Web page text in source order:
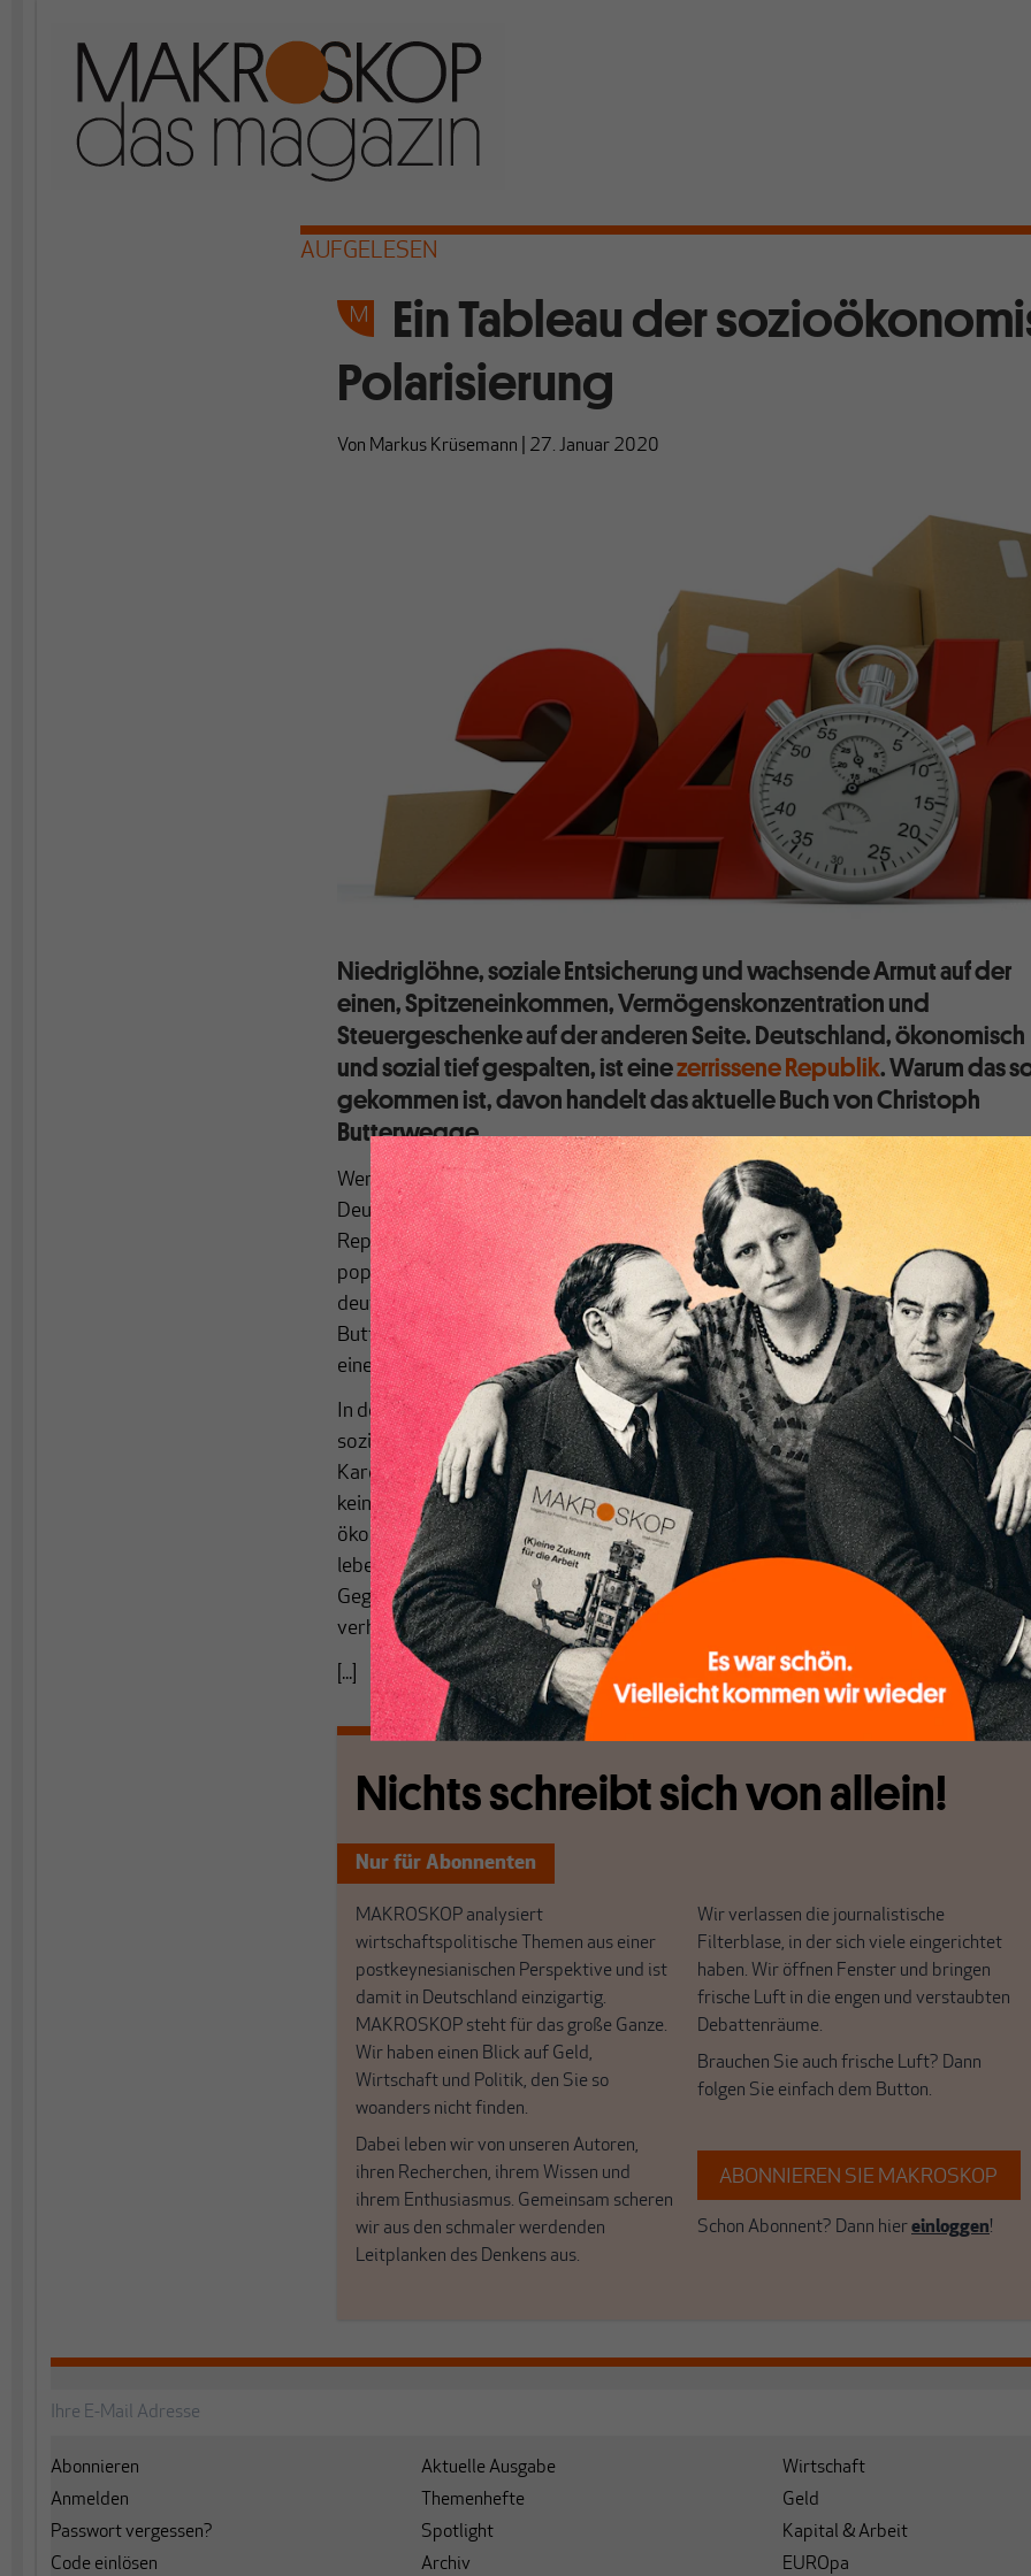
AUFGELESEN
Ein Tableau der
Polarisierung
Von Markus Krüsemann 27. Januar 2020
Niedriglöhne, soziale Entsicherung und wachsende Armut auf der
einen, Spitzeneinkommen, Vermögenskonzentration und
Steuergeschenke auf der anderen Seite. Deutschland, ökonomisch
und sozial tief gespalten, ist einezerrissene Republik. Warum das
gekommen ist, davon handelt das aktuelle Buch von Christoph
Butterwegge.
Wenn ein Werk über die wirtschaftliche, soziale und politische Ungleichheit in
Deutschland unter dem Aufmerksamkeit heischenden Titel „Die zerrissene
Republik“ erscheint, so könnte man vermuten, es handele sich hier um eine
populärwissenschaftlich aufbereitete, zugespitzte Beschreibung aktueller
deutscher Zustände bzw. Missstände. Wenn der Autor allerdings Christoph
Butterwegge heißt, so dürfte den meisten klar sein, dass man es als LeserIn mit
einer fundierten und tiefschürfenden Auseinandersetzung zu tun bekommt.
In der Tat hat sich Butterwegge auf gut 400 Seiten gründlich mit der
sozioökonomischen Ungleichheit auseinandergesetzt, die er für das
Kardinalproblem der deutschen Gesellschaft hält, und er lässt von Anfang an
keinen Zweifel daran, dass diese Ungleichheit 1. ganz überwiegend illegitim ist, 2.
ökonomisch determiniert ist und 3. konstitutiv für die Gesellschaft ist, in der wir
leben. Warum das so ist und wie es sich mit der Ungleichheit, die sich vor allem im
Gegensatz zwischen arm und reich manifestiert, heute und im historischen
verhält, das wird aus unterschiedlichen Blickwinkeln ausführlich dargelegt.
[...]
Nichts schreibt sich von allein!
Nur für Abonnenten
MAKROSKOP analysiert
wirtschaftspolitische Themen aus einer
postkeynesianischen Perspektive und ist
damit in Deutschland einzigartig.
MAKROSKOP steht für das große Ganze.
Wir haben einen Blick auf Geld,
Wirtschaft und Politik, den Sie so
woanders nicht finden.
Dabei leben wir von unseren Autoren,
ihren Recherchen, ihrem Wissen und
ihrem Enthusiasmus. Gemeinsam scheren
wir aus den schmaler werdenden
Leitplanken des Denkens aus.
Wir verlassen die journalistische
Filterblase, in der sich viele eingerichtet
haben. Wir öffnen Fenster und bringen
frische Luft in die engen und verstaubten
Debattenräume.
Brauchen Sie auch frische Luft? Dann
folgen Sie einfach dem Button.
ABONNIEREN SIE MAKROSKOP
Schon Abonnent? Dann hiereinloggen!
Abonnieren
Anmelden
Passwort vergessen?
Code einlösen
Aktuelle Ausgabe
Themenhefte
Spotlight
Archiv
Wirtschaft
Geld
Kapital & Arbeit
EUROpa